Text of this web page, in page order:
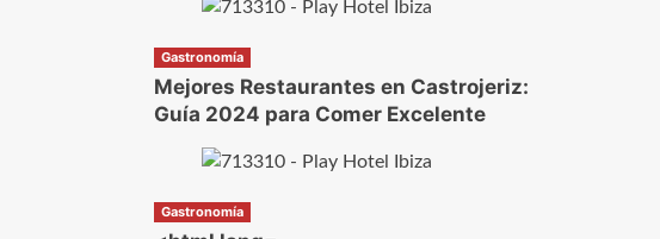
Gastronomía
Mejores Restaurantes en Castrojeriz:
Guía 2024 para Comer Excelente
Gastronomía